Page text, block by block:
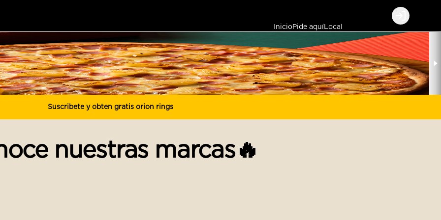
InicioPide aquí Local
Login
Suscribete y obten gratis orion rings
nuestras marcas🔥